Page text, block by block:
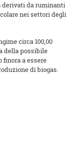
derivati da ruminanti
nei settori degli
circa 100,00
della possibile
finora a essere
di biogas.